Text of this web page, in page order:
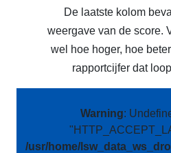
De laatste kolom
weergave van de score.
wel hoe hoger, hoe
rapportcijfer dat
Warning:
/usr/home/